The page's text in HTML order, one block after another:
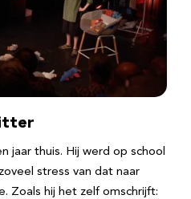
jaar thuis. Hij werd op school
stress van dat naar
Zoals hij het zelf omschrijft: